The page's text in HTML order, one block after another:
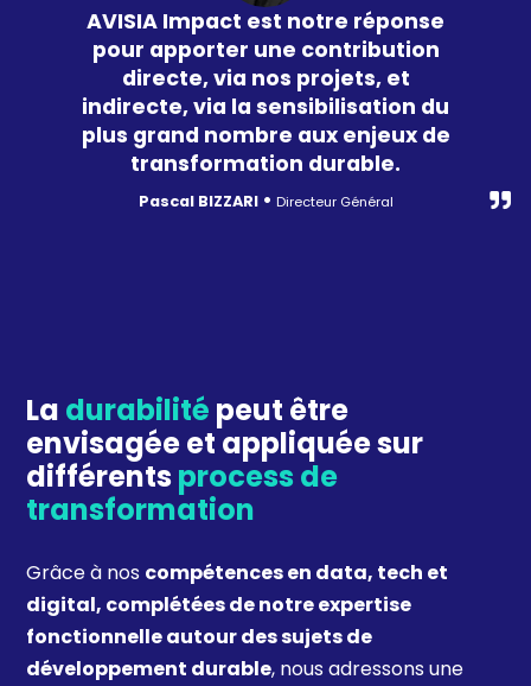
AVISIA Impact est notre réponse
pour apporter une contribution
directe, via nos projets, et
indirecte, via la sensibilisation du
plus grand nombre aux enjeux de
transformation durable.
Pascal BIZZARI• Directeur Général
La durabilité peut être
envisagée et appliquée sur
différents process de
transformation
Grâce à nos compétences en data, tech et
digital, complétées de notre expertise
fonctionnelle autour des sujets de
développement durable, nous adressons une